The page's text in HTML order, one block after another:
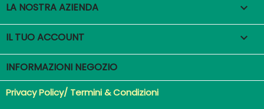
LA NOSTRA AZIENDA 
IL TUO ACCOUNT 
INFORMAZIONI NEGOZIO
Privacy Policy/ Termini & Condizioni